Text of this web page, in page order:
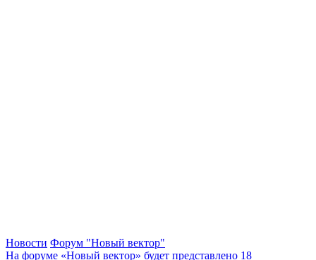
Новости Форум "Новый вектор"
На форуме «Новый вектор» будет представлено 18